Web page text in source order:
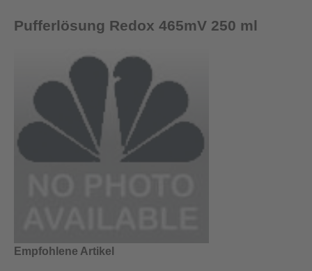
Pufferlösung Redox 465mV 250 ml
Empfohlene Artikel